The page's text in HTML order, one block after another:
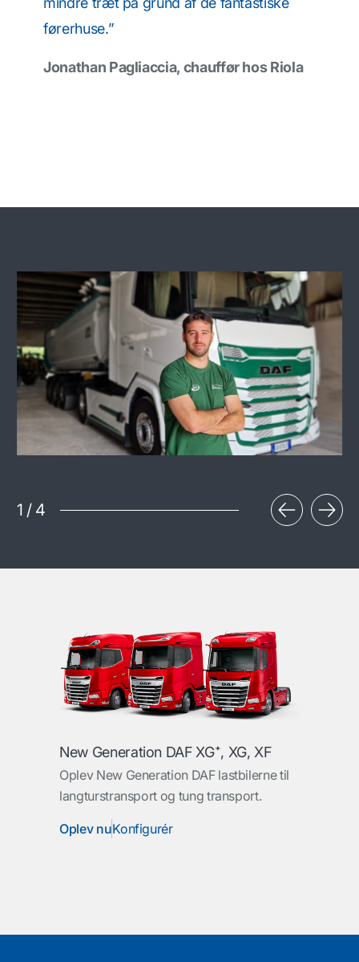
førerhuse.”
Jonathan Pagliaccia, chauffør hos Riola
1 / 4
New Generation DAF XG⁺, XG, XF
Oplev New Generation DAF lastbilerne til
langturstransport og tung transport.
Oplev nuKonfigurér